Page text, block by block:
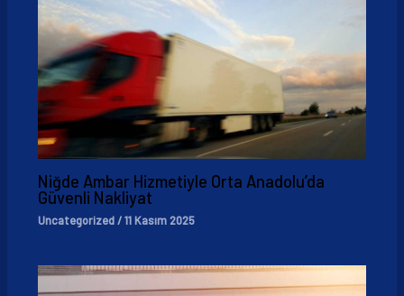
Niğde Ambar Hizmetiyle Orta Anadolu’da
Güvenli Nakliyat
Uncategorized/11 Kasım 2025